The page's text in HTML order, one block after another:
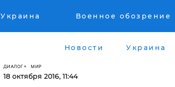
Украина Военное обозрение
Новости Украина
ДИАЛОГ МИР
18 октября 2016, 11:44